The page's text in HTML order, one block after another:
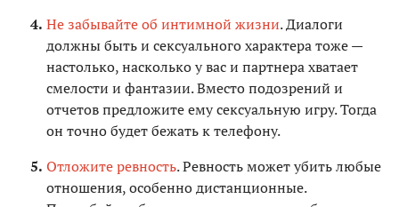
Не забывайте об интимной жизни. Диалоги
должны быть и сексуального характера тоже —
настолько, насколько у вас и партнера хватает
смелости и фантазии. Вместо подозрений и
отчетов предложите ему сексуальную игру. Тогда
он точно будет бежать к телефону.
Отложите ревность. Ревность может убить любые
отношения, особенно дистанционные.